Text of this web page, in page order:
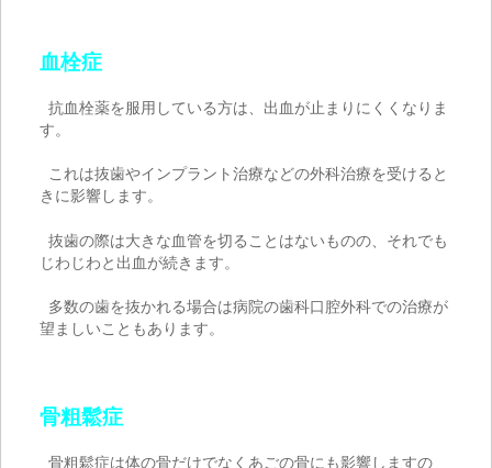
血栓症
抗血栓薬を服用している方は、出血が止まりにくくなりま
す。
これは抜歯やインプラント治療などの外科治療を受けると
きに影響します。
抜歯の際は大きな血管を切ることはないものの、それでも
じわじわと出血が続きます。
多数の歯を抜かれる場合は病院の歯科口腔外科での治療が
望ましいこともあります。
骨粗鬆症
骨粗鬆症は体の骨だけでなくあごの骨にも影響しますの